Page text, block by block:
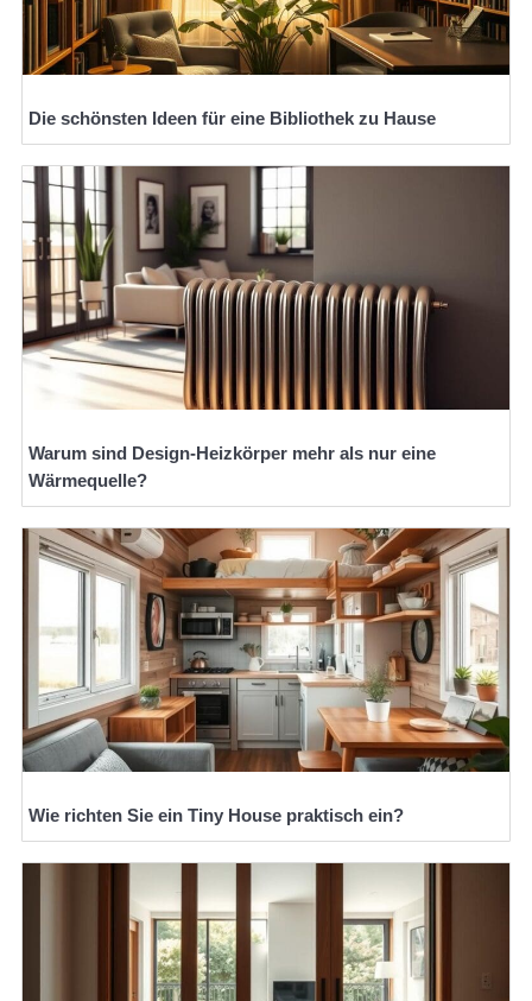
Die schönsten Ideen für eine Bibliothek zu Hause
Warum sind Design-Heizkörper mehr als nur eine
Wärmequelle?
Wie richten Sie ein Tiny House praktisch ein?